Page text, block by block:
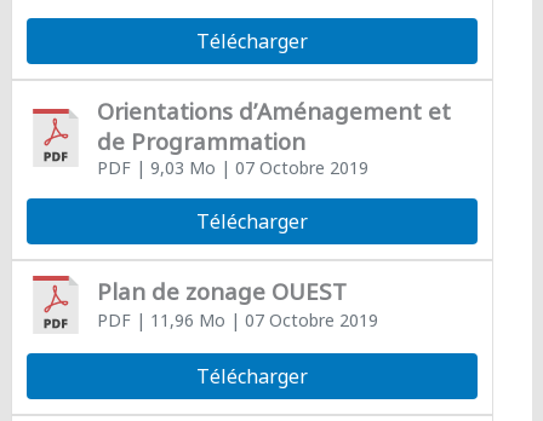
Télécharger
Orientations d’Aménagement et
de Programmation
PDF| 9,03 Mo | 07 Octobre 2019
Télécharger
Plan de zonage OUEST
PDF| 11,96 Mo | 07 Octobre 2019
Télécharger